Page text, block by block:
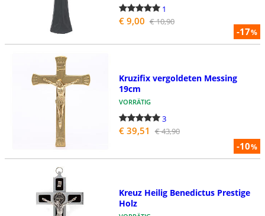
-17%
1
€ 9,00 € 10,90
-10%
Kruzifix vergoldeten Messing
19cm
VORRÄTIG
3
€ 39,51 € 43,90
Kreuz Heilig Benedictus Prestige
Holz